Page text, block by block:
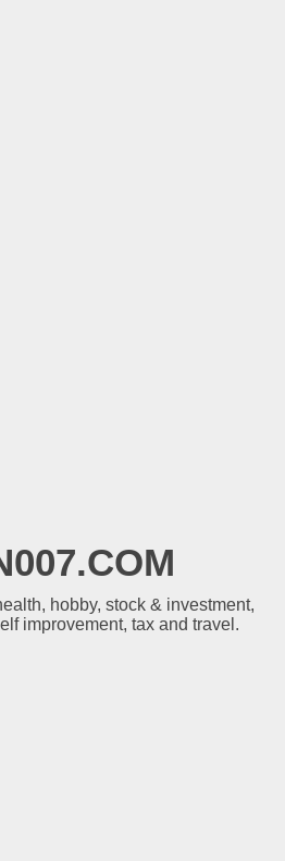
hobby, stock & investment,
improvement, tax and travel.